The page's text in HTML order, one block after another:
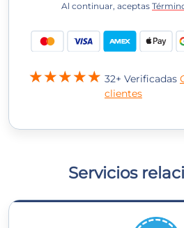
Al continuar, aceptas
32+ Verificadas
clientes
Servicios